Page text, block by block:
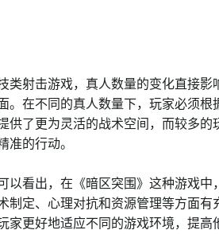
类射击游戏，真人数量的变化直接影
。在不同的真人数量下，玩家必须根
供了更为灵活的战术空间，而较多
的行动。
以看出，在《暗区突围》这种游戏
制定、心理对抗和资源管理等方面
家更好地适应不同的游戏环境，提高